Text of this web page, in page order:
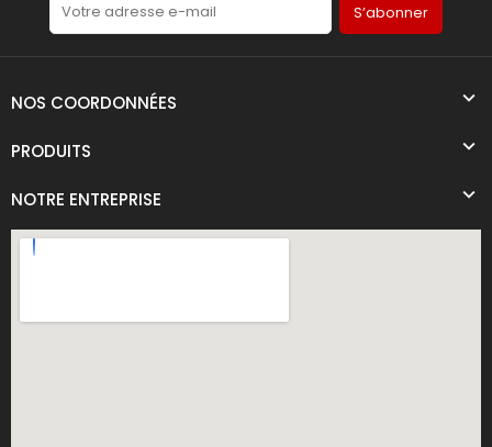
S’abonner
NOS COORDONNÉES
PRODUITS
NOTRE ENTREPRISE